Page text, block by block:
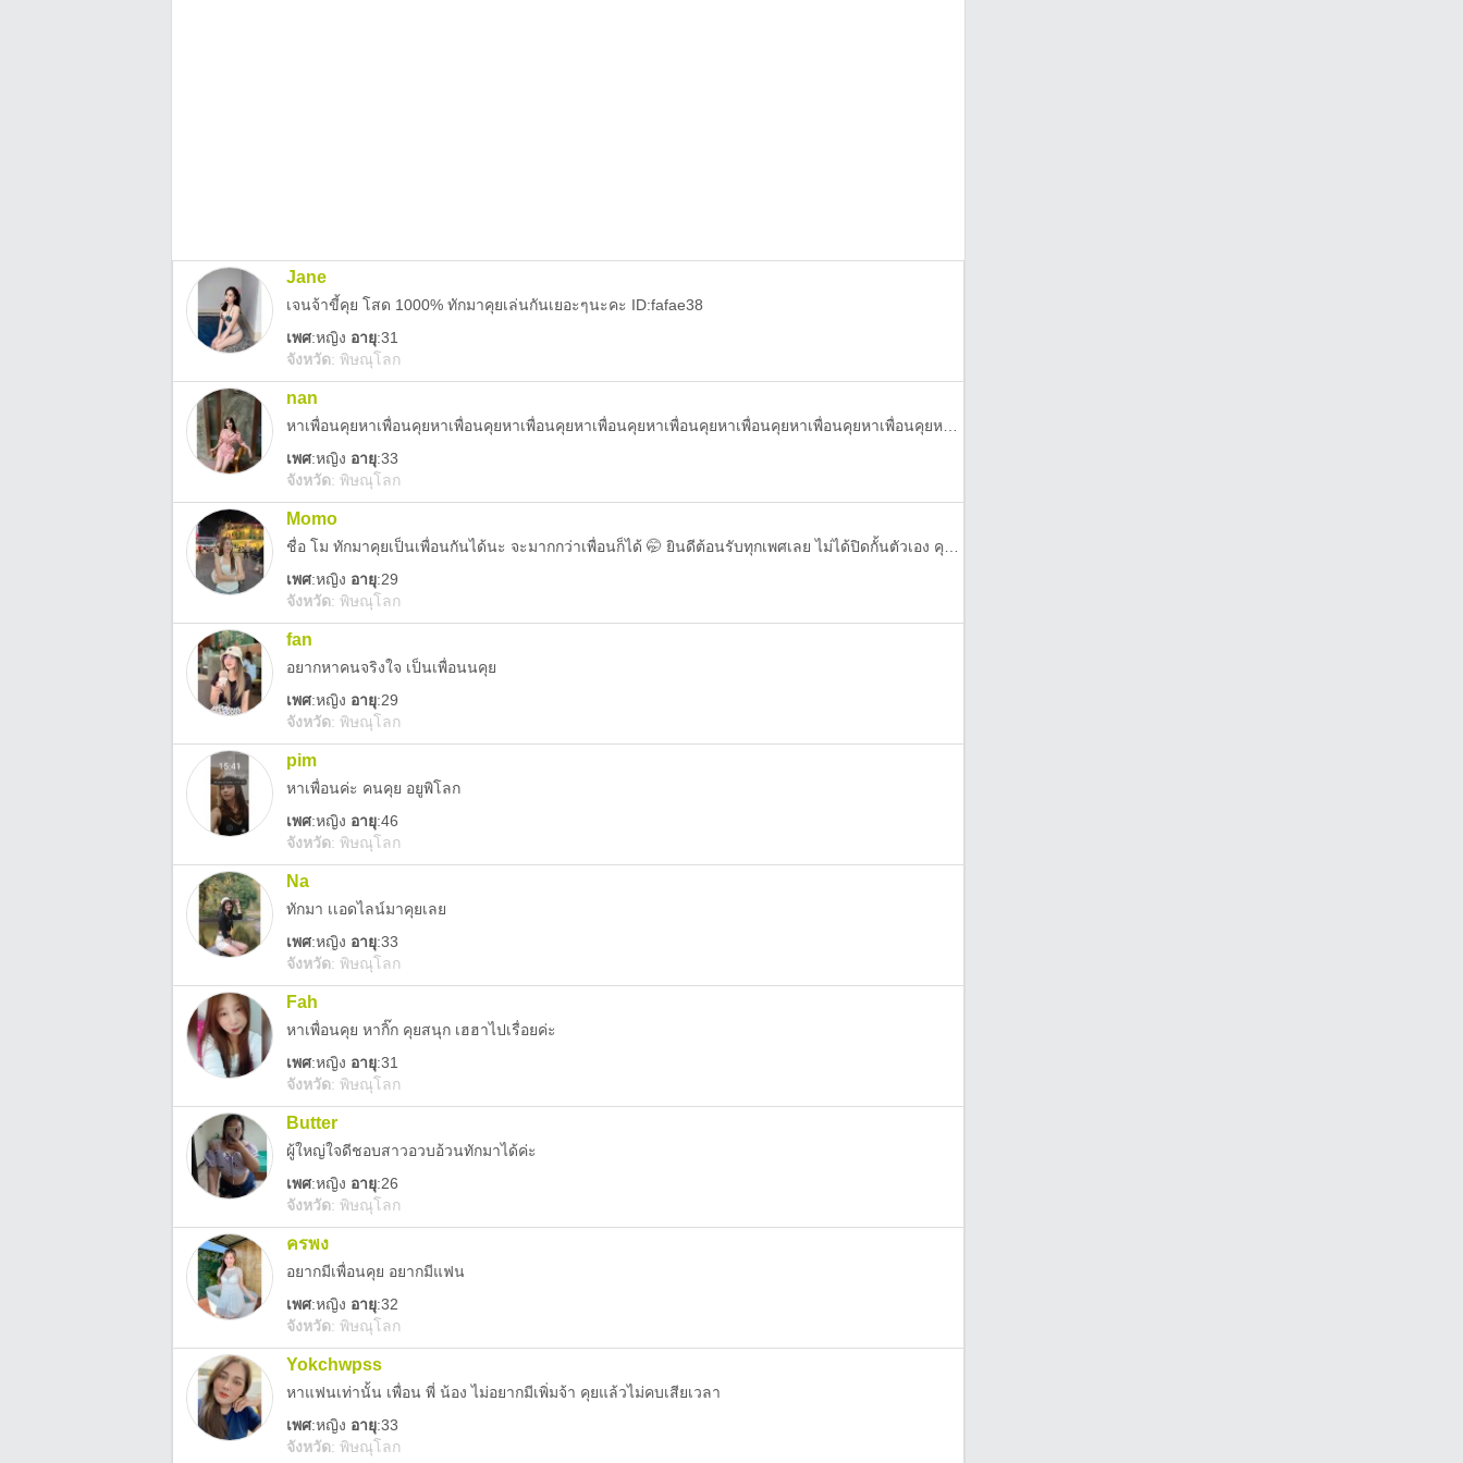
Jane
เจนจ้าขี้คุย โสด 1000% ทักมาคุยเล่นกันเยอะๆนะคะ ID:fafae38
เพศ:หญิง อายุ:31
จังหวัด: พิษณุโลก
nan
เพศ:หญิง อายุ:33
จังหวัด: พิษณุโลก
Momo
เพศ:หญิง อายุ:29
จังหวัด: พิษณุโลก
fan
อยากหาคนจริงใจ เป็นเพื่อนนคุย
เพศ:หญิง อายุ:29
จังหวัด: พิษณุโลก
pim
หาเพื่อนค่ะ คนคุย อยูพิโลก
เพศ:หญิง อายุ:46
จังหวัด: พิษณุโลก
Na
ทักมา เเอดไลน์มาคุยเลย
เพศ:หญิง อายุ:33
จังหวัด: พิษณุโลก
Fah
หาเพื่อนคุย หากิ๊ก คุยสนุก เฮฮาไปเรื่อยค่ะ
เพศ:หญิง อายุ:31
จังหวัด: พิษณุโลก
Butter
ผู้ใหญ่ใจดีชอบสาวอวบอ้วนทักมาได้ค่ะ
เพศ:หญิง อายุ:26
จังหวัด: พิษณุโลก
ครพง
อยากมีเพื่อนคุย อยากมีแฟน
เพศ:หญิง อายุ:32
จังหวัด: พิษณุโลก
Yokchwpss
หาแฟนเท่านั้น เพื่อน พี่ น้อง ไม่อยากมีเพิ่มจ้า คุยแล้วไม่คบเสียเวลา
เพศ:หญิง อายุ:33
จังหวัด: พิษณุโลก